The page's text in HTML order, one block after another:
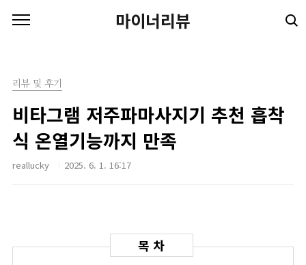
마이너리뷰
리뷰 및 후기
비타그램 저주파마사지기 추천 흡착
식 온열기능까지 만족
reallucky 2025. 6. 1. 16:17